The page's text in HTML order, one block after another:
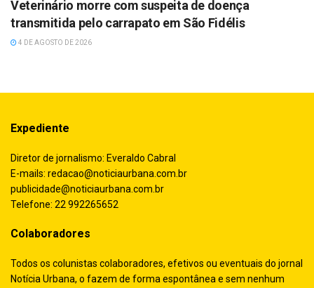
Veterinário morre com suspeita de doença
transmitida pelo carrapato em São Fidélis
4 DE AGOSTO DE 2026
Expediente
Diretor de jornalismo: Everaldo Cabral
E-mails: redacao@noticiaurbana.com.br
publicidade@noticiaurbana.com.br
Telefone: 22 992265652
Colaboradores
Todos os colunistas colaboradores, efetivos ou eventuais do jornal
Notícia Urbana, o fazem de forma espontânea e sem nenhum